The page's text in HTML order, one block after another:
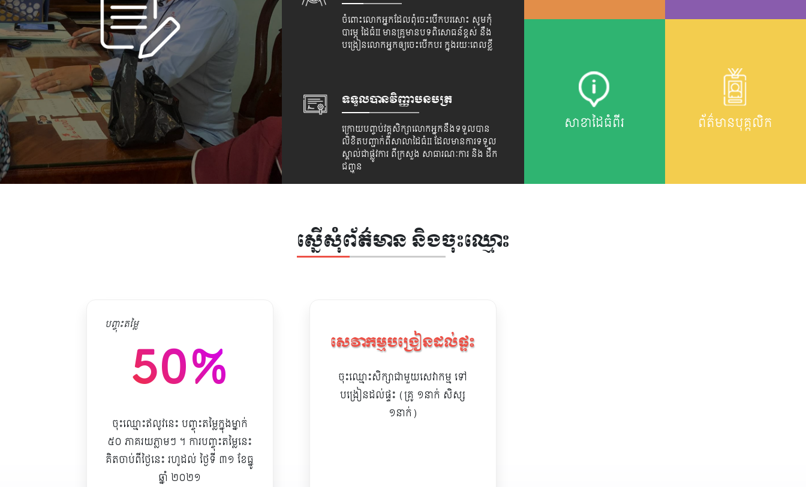
ចំពោះលោកអ្នកដែលពុំចេះបើកបរសោះ សូមកុំ
បារម្ភ ដៃធំII មានគ្រូមានបទពិសោធន៍ខ្ពស់ នឹង
បង្រៀនលោកអ្នកឲ្យចេះបើកបរ ក្នុងរយៈពេលខ្លី
ទទួលបានវិញ្ញាបនបត្រ
ក្រោយបញ្ចប់វគ្គសិក្សាលោកអ្នកនឹងទទួលបាន
លិខិតបញ្ជាក់ពីសាលាដៃធំII ដែលមានការទទួល
ស្គាល់ជាផ្លូវការ ពីក្រសួង សាធារណៈការ និង ដឹក
ជញ្ជូន
សាខាដៃធំពីរ ព័ត៌មានបុគ្កលិក
ស្នើសុំព័ត៌មាន និងចុះឈ្មោះ
បញ្ចុះតម្លៃ
50%
ចុះឈ្មោះឥលូវនេះ បញ្ចុះតម្លៃក្នុងម្នាក់
៥០ ភាគរយភ្លាមៗ ។ ការបញ្ចុះតម្លៃនេះ
គិតចាប់ពីថ្ងៃនេះ រហូដល់ ថ្ងៃទី ៣១ ខែធ្នូ
ឆ្នាំ ២០២១
សេវាកម្មបង្រៀនដល់ផ្ទះ
ចុះឈ្មោះសិក្សាជាមួយសេវាកម្ម ទៅ
បង្រៀនដល់ផ្ទះ (គ្រូ ១នាក់ សិស្ស
១នាក់)